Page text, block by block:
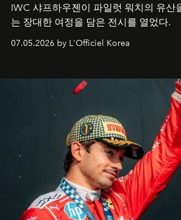
IWC 샤프하우젠이 파일럿 워치의 유산
는 장대한 여정을 담은 전시를 열었다.
07.05.2026 by L'Officiel Korea